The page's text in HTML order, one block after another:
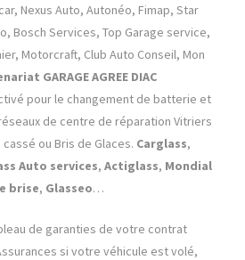
Nexus Auto, Autonéo, Fimap, Star
Bosch Services, Top Garage service,
Motorcraft, Club Auto Conseil, Mon
GARAGE AGREE DIAC
pour le changement de batterie et
de centre de réparation Vitriers
ou Bris de Glaces. Carglass,
Auto services, Actiglass, Mondial
brise, Glasseo…
de garanties de votre contrat
si votre véhicule est volé,